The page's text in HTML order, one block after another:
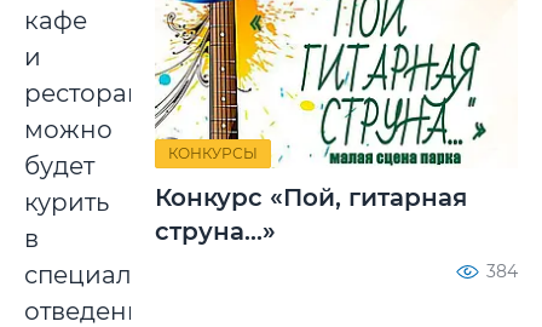
кафе
и
ресторанах
можно
будет
курить
в
специально
отведенных
КОНКУРСЫ
Конкурс «Пой, гитарная
струна...»
384